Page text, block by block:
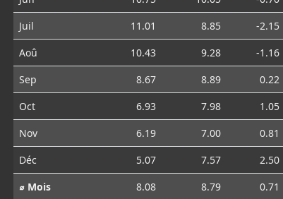
Juil
11.01 8.85
-2.15
Aoû
10.43 9.28
-1.16
Sep
8.67 8.89
0.22
Oct
6.93 7.98
1.05
Nov
6.19 7.00
0.81
Déc
5.07 7.57
2.50
⌀ Mois
8.08 8.79 0.71